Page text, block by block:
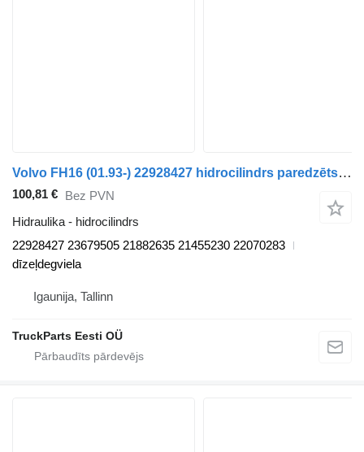
Volvo FH16 (01.93-) 22928427 hidrocilindrs paredzēts Volvo FH12, FH16, NH12, FH, VNL780 (1993-2014) vilcēja
100,81 € Bez PVN
Hidraulika - hidrocilindrs
22928427 23679505 21882635 21455230 22070283
dīzeļdegviela
Igaunija, Tallinn
TruckParts Eesti OÜ